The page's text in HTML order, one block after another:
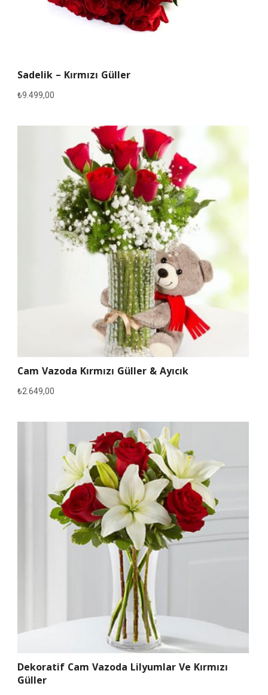
Sadelik – Kırmızı Güller
₺9.499,00
Cam Vazoda Kırmızı Güller & Ayıcık
₺2.649,00
Dekoratif Cam Vazoda Lilyumlar Ve Kırmızı
Güller